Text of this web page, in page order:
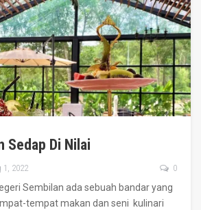
Sedap Di Nilai
1, 2022 0
Sembilan ada sebuah bandar yang
tempat makan dan seni kulinari